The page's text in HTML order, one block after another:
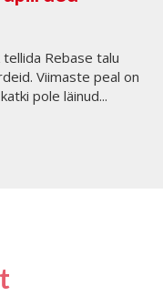
Rebase talu
Viimaste peal on
pole läinud...